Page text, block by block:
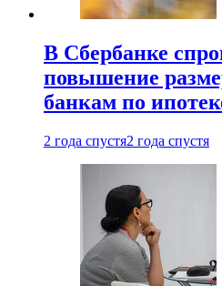
В Сбербанке
повышение
банкам по
2 года спустя2 года спустя